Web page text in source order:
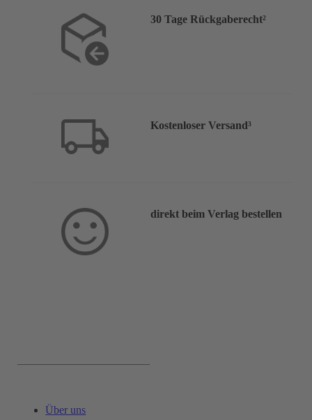
30 Tage Rückgaberecht²
Kostenloser Versand³
direkt beim Verlag bestellen
Über uns